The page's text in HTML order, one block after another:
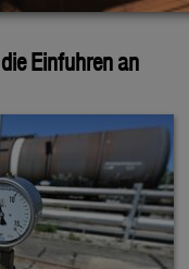
Einfuhren an